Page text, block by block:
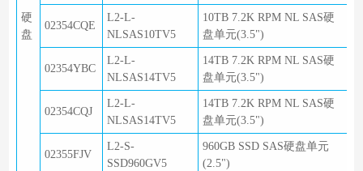
硬
盘
02354CQE
L2-L-
NLSAS10TV5
10TB 7.2K RPM NL SAS硬
盘单元(3.5")
02354YBC
L2-L-
NLSAS14TV5
14TB 7.2K RPM NL SAS硬
盘单元(3.5")
02354CQJ
L2-L-
NLSAS14TV5
14TB 7.2K RPM NL SAS硬
盘单元(3.5")
02355FJV
L2-S-
SSD960GV5
960GB SSD SAS硬盘单元
(2.5")